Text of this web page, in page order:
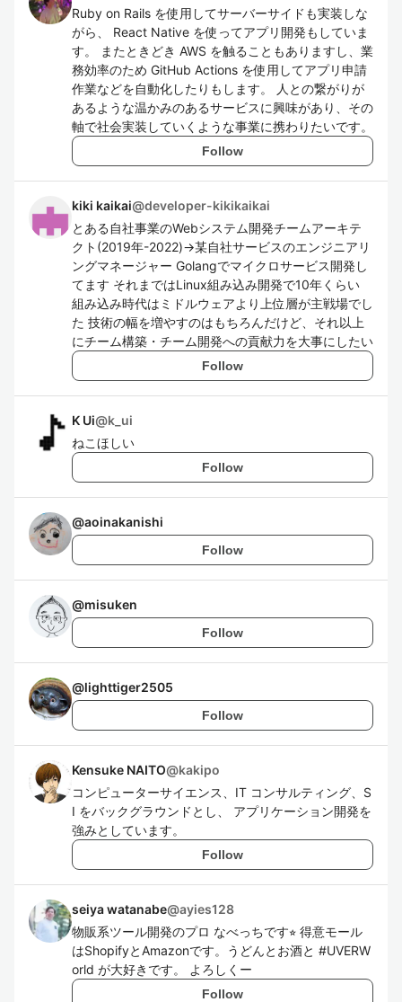
Ruby on Rails を使用してサーバーサイドも実装しな
がら、 React Native を使ってアプリ開発もしていま
す。 またときどき AWS を触ることもありますし、業
務効率のため GitHub Actions を使用してアプリ申請
作業などを自動化したりもします。 人との繋がりが
あるような温かみのあるサービスに興味があり、その
軸で社会実装していくような事業に携わりたいです。
Follow
kiki kaikai@developer-kikikaikai
とある自社事業のWebシステム開発チームアーキテ
クト(2019年-2022)→某自社サービスのエンジニアリ
ングマネージャー Golangでマイクロサービス開発し
てます それまではLinux組み込み開発で10年くらい
組み込み時代はミドルウェアより上位層が主戦場でし
た 技術の幅を増やすのはもちろんだけど、それ以上
にチーム構築・チーム開発への貢献力を大事にしたい
Follow
K Ui@k_ui
ねこほしい
Follow
@aoinakanishi
Follow
@misuken
Follow
@lighttiger2505
Follow
Kensuke NAITO@kakipo
コンピューターサイエンス、IT コンサルティング、S
I をバックグラウンドとし、 アプリケーション開発を
強みとしています。
Follow
seiya watanabe@ayies128
物販系ツール開発のプロ なべっちです⭐︎ 得意モール
はShopifyとAmazonです。うどんとお酒と #UVERW
orld が大好きです。 よろしくー
Follow